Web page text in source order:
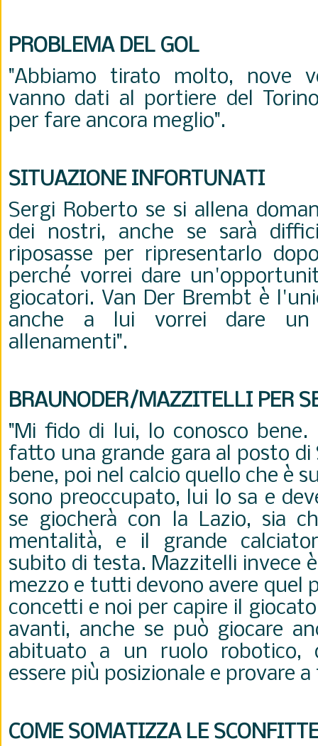
PROBLEMA DEL GOL
"Abbiamo tirato molto, nove
vanno dati al portiere del
per fare ancora meglio".
SITUAZIONE INFORTUNATI
Sergi Roberto se si allena
dei nostri, anche se sarà
riposasse per ripresentarlo
perché vorrei dare
giocatori. Van Der Brembt è
anche a lui vorrei dare
allenamenti".
BRAUNODER/MAZZITELLI PER
"Mi fido di lui, lo conosco bene.
fatto una grande gara al posto
bene, poi nel calcio quello che è
sono preoccupato, lui lo sa e
se giocherà con la Lazio, sia
mentalità, e il grande
subito di testa. Mazzitelli invece
mezzo e tutti devono avere quel
concetti e noi per capire il
avanti, anche se può giocare
abituato a un ruolo robotico,
essere più posizionale e provare
COME SOMATIZZA LE